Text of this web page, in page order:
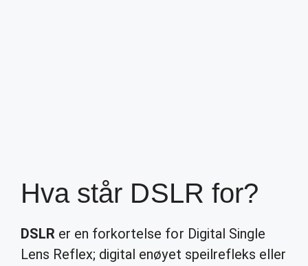
Hva står DSLR for?
DSLR er en forkortelse for Digital Single
Lens Reflex; digital enøyet speilrefleks eller